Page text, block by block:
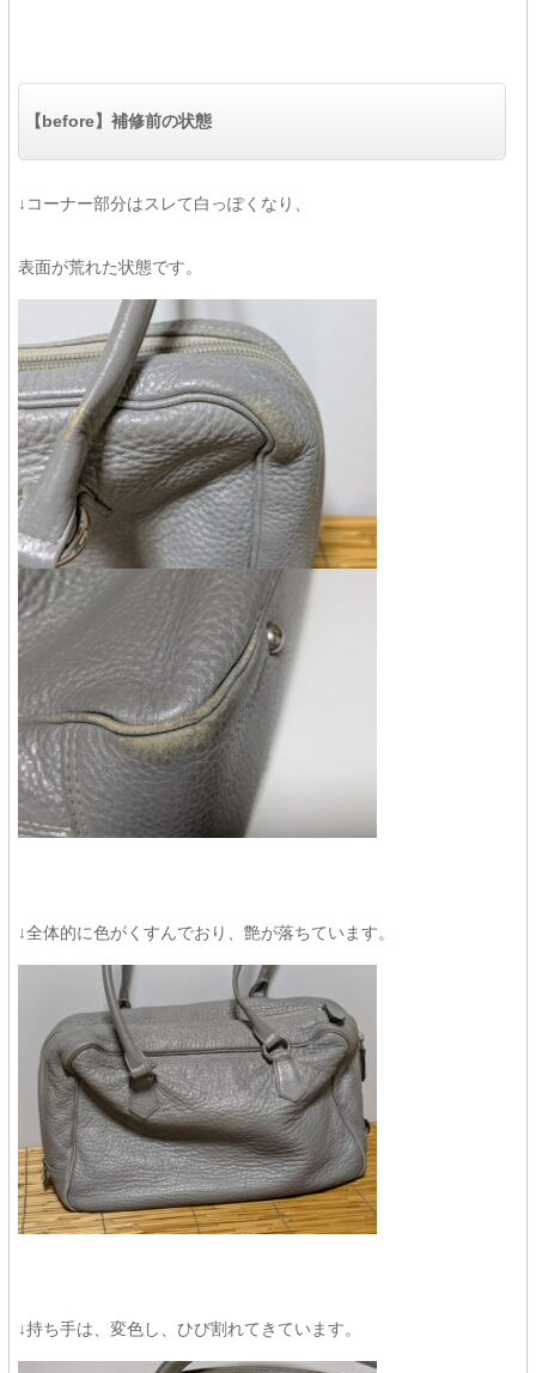
【before】補修前の状態
↓コーナー部分はスレて白っぽくなり、
表面が荒れた状態です。
↓全体的に色がくすんでおり、艶が落ちています。
↓持ち手は、変色し、ひび割れてきています。